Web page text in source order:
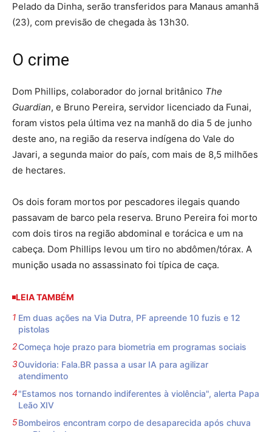
Pelado da Dinha, serão transferidos para Manaus amanhã
(23), com previsão de chegada às 13h30.
O crime
Dom Phillips, colaborador do jornal britânico The
Guardian, e Bruno Pereira, servidor licenciado da Funai,
foram vistos pela última vez na manhã do dia 5 de junho
deste ano, na região da reserva indígena do Vale do
Javari, a segunda maior do país, com mais de 8,5 milhões
de hectares.
Os dois foram mortos por pescadores ilegais quando
passavam de barco pela reserva. Bruno Pereira foi morto
com dois tiros na região abdominal e torácica e um na
cabeça. Dom Phillips levou um tiro no abdômen/tórax. A
munição usada no assassinato foi típica de caça.
LEIA TAMBÉM
Em duas ações na Via Dutra, PF apreende 10 fuzis e 12
pistolas
Começa hoje prazo para biometria em programas sociais
Ouvidoria: Fala.BR passa a usar IA para agilizar
atendimento
"Estamos nos tornando indiferentes à violência", alerta Papa
Leão XIV
Bombeiros encontram corpo de desaparecida após chuva